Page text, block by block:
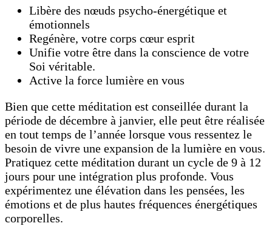
Libère des nœuds psycho-énergétique et
émotionnels
Regénère, votre corps cœur esprit
Unifie votre être dans la conscience de votre
Soi véritable.
Active la force lumière en vous
Bien que cette méditation est conseillée durant la
période de décembre à janvier, elle peut être réalisée
en tout temps de l’année lorsque vous ressentez le
besoin de vivre une expansion de la lumière en vous.
Pratiquez cette méditation durant un cycle de 9 à 12
jours pour une intégration plus profonde. Vous
expérimentez une élévation dans les pensées, les
émotions et de plus hautes fréquences énergétiques
corporelles.